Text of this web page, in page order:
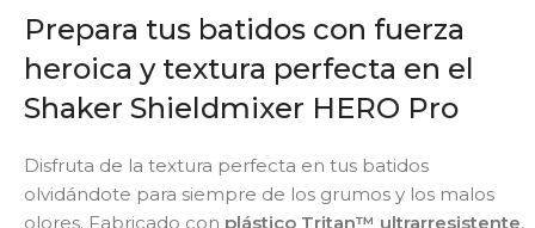
Prepara tus batidos con fuerza
heroica y textura perfecta en el
Shaker Shieldmixer HERO Pro
Disfruta de la textura perfecta en tus batidos
olvidándote para siempre de los grumos y los malos
olores. Fabricado con plástico Tritan™ ultrarresistente,